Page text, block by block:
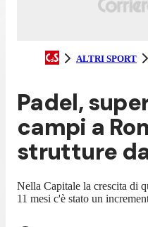
ALTRI SPORT
Padel,
campi a
strutture
Nella Capitale la crescita di
11 mesi c'è stato un